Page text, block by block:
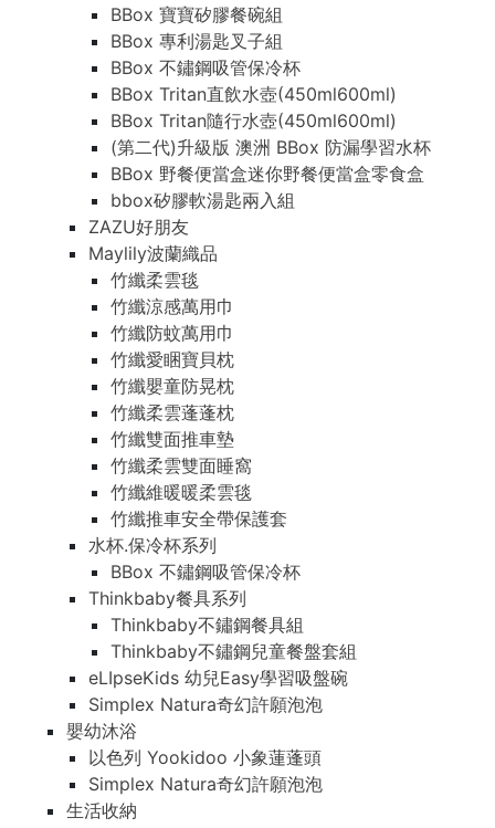
BBox 寶寶矽膠餐碗組
BBox 專利湯匙叉子組
BBox 不鏽鋼吸管保冷杯
BBox Tritan直飲水壺(450ml600ml)
BBox Tritan隨行水壺(450ml600ml)
(第二代)升級版 澳洲 BBox 防漏學習水杯
BBox 野餐便當盒迷你野餐便當盒零食盒
bbox矽膠軟湯匙兩入組
ZAZU好朋友
Maylily波蘭織品
竹纖柔雲毯
竹纖涼感萬用巾
竹纖防蚊萬用巾
竹纖愛睏寶貝枕
竹纖嬰童防晃枕
竹纖柔雲蓬蓬枕
竹纖雙面推車墊
竹纖柔雲雙面睡窩
竹纖維暖暖柔雲毯
竹纖推車安全帶保護套
水杯.保冷杯系列
BBox 不鏽鋼吸管保冷杯
Thinkbaby餐具系列
Thinkbaby不鏽鋼餐具組
Thinkbaby不鏽鋼兒童餐盤套組
eLIpseKids 幼兒Easy學習吸盤碗
Simplex Natura奇幻許願泡泡
嬰幼沐浴
以色列 Yookidoo 小象蓮蓬頭
Simplex Natura奇幻許願泡泡
生活收納